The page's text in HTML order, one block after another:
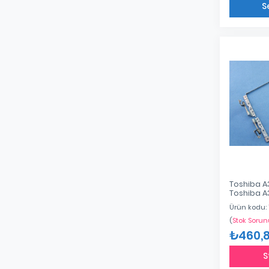
Toshiba
Toshiba
Toshiba
Ürün kodu:
(Stok